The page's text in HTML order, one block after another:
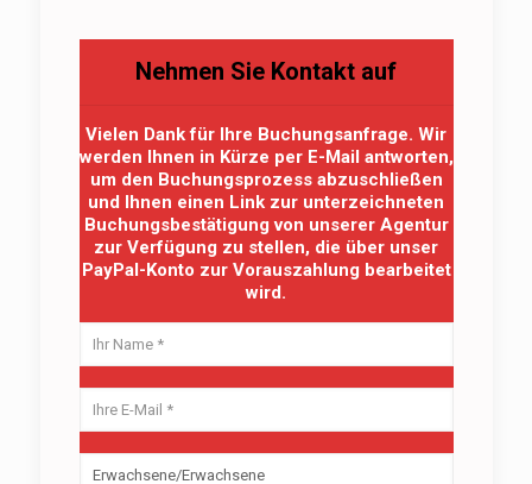
Nehmen Sie Kontakt auf
Vielen Dank für Ihre Buchungsanfrage. Wir
werden Ihnen in Kürze per E-Mail antworten,
um den Buchungsprozess abzuschließen
und Ihnen einen Link zur unterzeichneten
Buchungsbestätigung von unserer Agentur
zur Verfügung zu stellen, die über unser
PayPal-Konto zur Vorauszahlung bearbeitet
wird.